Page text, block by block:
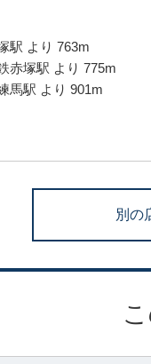
駅 より 763m
赤塚駅 より 775m
馬駅 より 901m
別の